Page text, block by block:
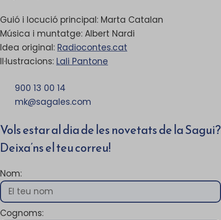
Guió i locució principal: Marta Catalan
Música i muntatge: Albert Nardi
Idea original: Radiocontes.cat
Il·lustracions: Lali Pantone
900 13 00 14
mk@sagales.com
Vols estar al dia de les novetats de la Sagui?
Deixa’ns el teu correu!
Nom:
Cognoms: